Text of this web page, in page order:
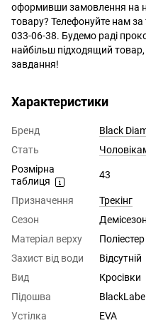
оформивши замовлення на
товару? Телефонуйте нам
033-06-38. Будемо раді
найбільш підходящий
завдання!
Характеристики
Бренд
Black
Стать
Розмірна
таблиця
43
Призначення
Трекінг
Сезон
Демісезон
Матеріал верху
Поліестер
Захист від води
Відсутній
Вид
Кросівки
Підошва
BlackLabel
Устілка
EVA